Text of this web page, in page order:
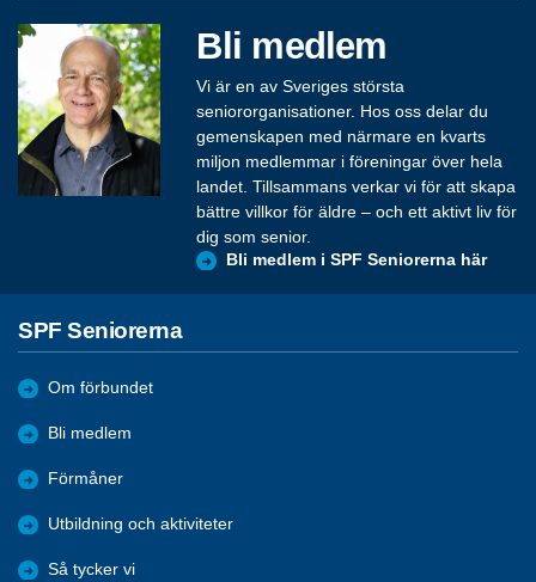
Bli medlem
Vi är en av Sveriges största
seniororganisationer. Hos oss delar du
gemenskapen med närmare en kvarts
miljon medlemmar i föreningar över hela
landet. Tillsammans verkar vi för att skapa
bättre villkor för äldre – och ett aktivt liv för
dig som senior.
Bli medlem i SPF Seniorerna här
SPF Seniorerna
Om förbundet
Bli medlem
Förmåner
Utbildning och aktiviteter
Så tycker vi